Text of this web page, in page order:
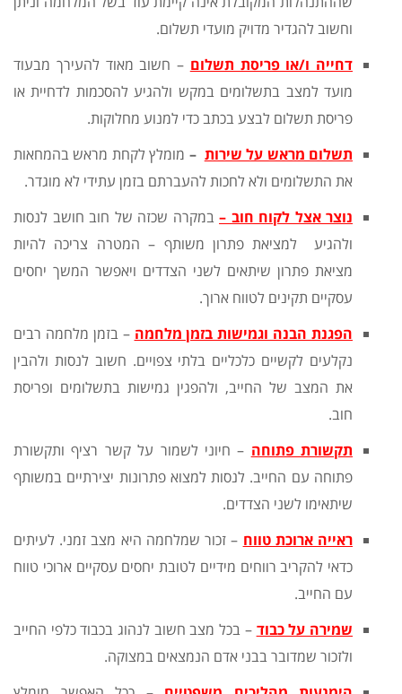
וחשוב להגדיר מדויק מועדי תשלום.
דחייה ו/או פריסת תשלום – חשוב מאוד להעירך מבעוד
מועד למצב בתשלומים במקש ולהגיע להסכמות לדחיית או
פריסת תשלום לבצע בכתב כדי למנוע מחלוקות.
תשלום מראש על שירות – מומלץ לקחת מראש בהמחאות
את התשלומים ולא לחכות להעברתם בזמן עתידי לא מוגדר.
נוצר אצל לקוח חוב – במקרה שכזה של חוב חושב לנסות
ולהגיע למציאת פתרון משותף – המטרה צריכה להיות
מציאת פתרון שיתאים לשני הצדדים ויאפשר המשך יחסים
עסקיים תקינים לטווח ארוך.
הפגנת הבנה וגמישות בזמן מלחמה – בזמן מלחמה רבים
נקלעים לקשיים כלכליים בלתי צפויים. חשוב לנסות ולהבין
את המצב של החייב, ולהפגין גמישות בתשלומים ופריסת
חוב.
תקשורת פתוחה – חיוני לשמור על קשר רציף ותקשורת
פתוחה עם החייב. לנסות למצוא פתרונות יצירתיים במשותף
שיתאימו לשני הצדדים.
ראייה ארוכת טווח – זכור שמלחמה היא מצב זמני. לעיתים
כדאי להקריב רווחים מידיים לטובת יחסים עסקיים ארוכי טווח
עם החייב.
שמירה על כבוד – בכל מצב חשוב לנהוג בכבוד כלפי החייב
ולזכור שמדובר בבני אדם הנמצאים במצוקה.